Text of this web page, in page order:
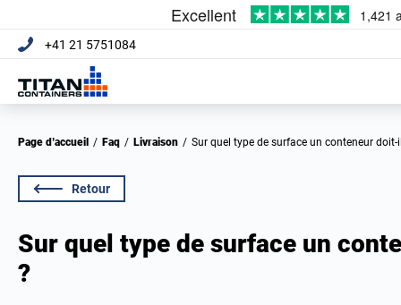
+41 21 5751084
Page d’accueil / Faq / Livraison / Sur quel type de surface un conteneur
Retour
Sur quel type de surface un
?